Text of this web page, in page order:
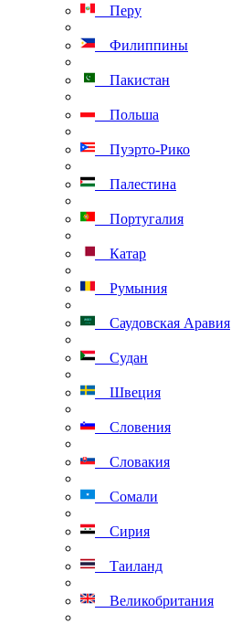
Перу
Филиппины
Пакистан
Польша
Пуэрто-Рико
Палестина
Португалия
Катар
Румыния
Саудовская Аравия
Судан
Швеция
Словения
Словакия
Сомали
Сирия
Таиланд
Великобритания